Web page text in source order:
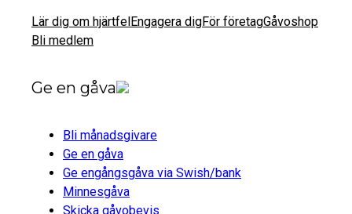
Lär dig om hjärtfelEngagera digFör företagGåvoshop
Bli medlem
Ge en gåva
Bli månadsgivare
Ge en gåva
Ge engångsgåva via Swish/bank
Minnesgåva
Skicka gåvobevis